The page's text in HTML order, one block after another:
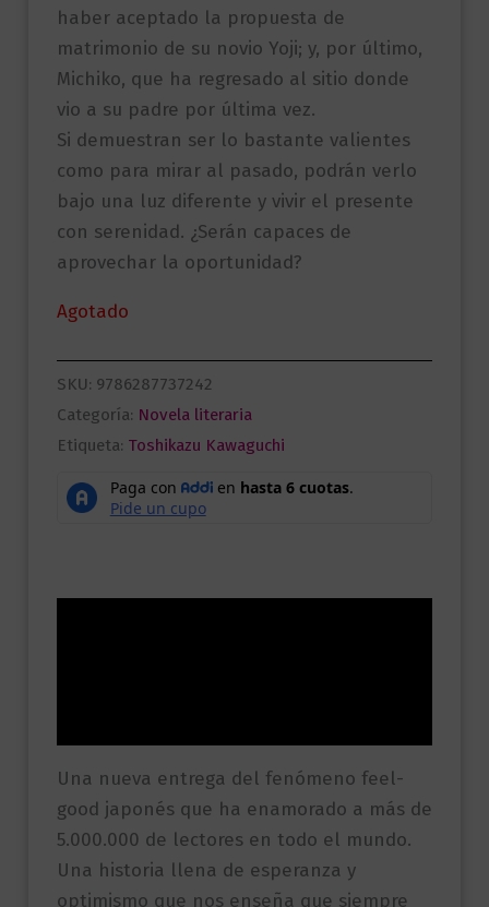
haber aceptado la propuesta de
matrimonio de su novio Yoji; y, por último,
Michiko, que ha regresado al sitio donde
vio a su padre por última vez.
Si demuestran ser lo bastante valientes
como para mirar al pasado, podrán verlo
bajo una luz diferente y vivir el presente
con serenidad. ¿Serán capaces de
aprovechar la oportunidad?
Agotado
SKU: 9786287737242
Categoría: Novela literaria
Etiqueta: Toshikazu Kawaguchi
Una nueva entrega del fenómeno feel-
good japonés que ha enamorado a más de
5.000.000 de lectores en todo el mundo.
Una historia llena de esperanza y
optimismo que nos enseña que siempre